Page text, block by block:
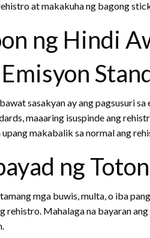
at makakuha ng bagong
ng Hindi
sasakyan ay ang pagsusuri
maaaring isuspinde ang
makabalik sa normal ang
ng
mga buwis, multa, o iba
rehistro. Mahalaga na bayaran